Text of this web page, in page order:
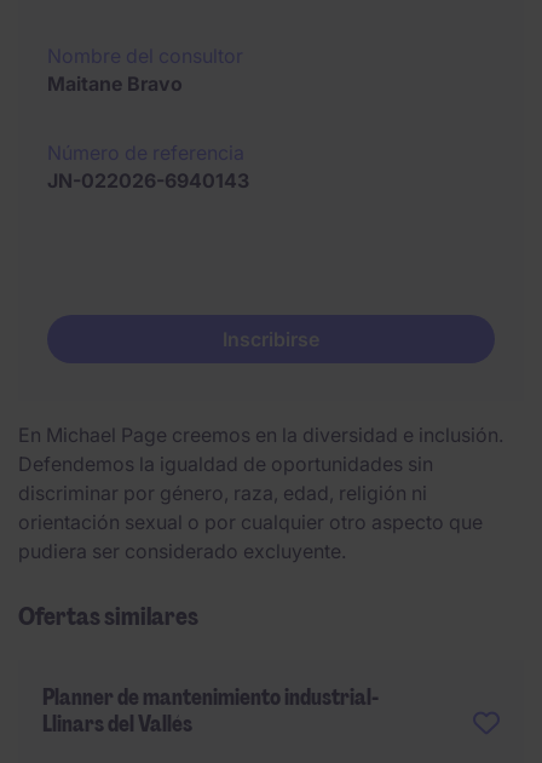
Maitane Bravo
JN-022026-6940143
Inscribirse
En Michael Page creemos en la diversidad e inclusión.
Defendemos la igualdad de oportunidades sin
discriminar por género, raza, edad, religión ni
orientación sexual o por cualquier otro aspecto que
pudiera ser considerado excluyente.
Ofertas similares
Planner de mantenimiento industrial-
Llinars del Vallés